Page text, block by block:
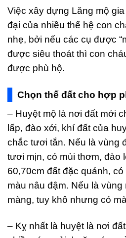
Việc xây dựng Lăng mộ
đại của nhiều thế hệ con
nhẹ, bởi nếu các cụ được
được siêu thoát thì con
được phù hộ.
Chọn thế đất cho hợp
– Huyệt mộ là nơi đất mới
lấp, đào xới, khí đất của
chắc tươi tắn. Nếu là vùng
tươi mịn, có mùi thơm, đào
60,70cm đất đặc quánh,
màu nâu đậm. Nếu là vùng
màng, tuy khô nhưng có
– Kỵ nhất là huyệt là nơi